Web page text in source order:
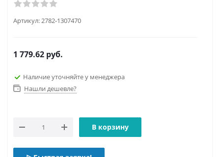
Артикул:2782-1307470
1 779.62 руб.
Наличие уточняйте у менеджера
Нашли дешевле?
В корзину